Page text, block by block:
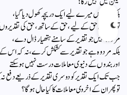
بلکہ اس میں میرے لیے ایک دریچہ کھول دیا گیا،
تو میں نے حق کے لیے، حق کے ساتھ، حق کی تقدیروں
مرد وہ نہیں جو تقدیر کے سامنے ہتھیار ڈال دے،
بلکہ مرد وہ ہے جو تقدیر سے کشمکش کرے، نہ کہ اس
اور بندوں کے دنیوی معاملات درست نہیں ہو سکتے
جب تک ایک تقدیر کو دوسری تقدیر کے ذریعے دفع نہ
تو پھر ان کے اخروی معاملات کا کیا حال ہوگا؟